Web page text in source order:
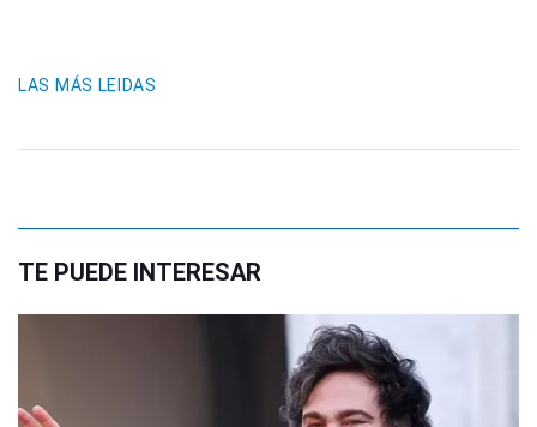
LAS MÁS LEIDAS
TE PUEDE INTERESAR